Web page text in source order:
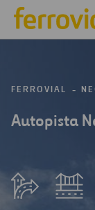
FERROVIAL
Autopista